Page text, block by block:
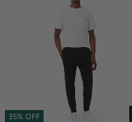
35% OFF